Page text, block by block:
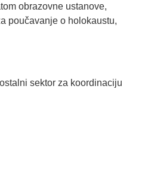
obrazovne ustanove,
poučavanje o holokaustu,
sektor za koordinaciju